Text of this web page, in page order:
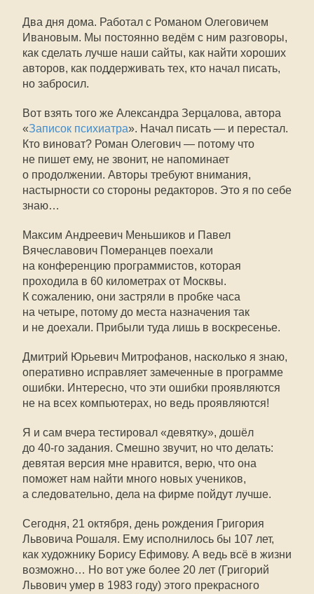
Два дня дома. Работал с Романом Олеговичем
Ивановым. Мы постоянно ведём с ним разговоры,
как сделать лучше наши сайты, как найти хороших
авторов, как поддерживать тех, кто начал писать,
но забросил.
Вот взять того же Александра Зерцалова, автора
«Записок психиатра». Начал писать — и перестал.
Кто виноват? Роман Олегович — потому что
не пишет ему, не звонит, не напоминает
о продолжении. Авторы требуют внимания,
настырности со стороны редакторов. Это я по себе
знаю…
Максим Андреевич Меньшиков и Павел
Вячеславович Померанцев поехали
на конференцию программистов, которая
проходила в 60 километрах от Москвы.
К сожалению, они застряли в пробке часа
на четыре, потому до места назначения так
и не доехали. Прибыли туда лишь в воскресенье.
Дмитрий Юрьевич Митрофанов, насколько я знаю,
оперативно исправляет замеченные в программе
ошибки. Интересно, что эти ошибки проявляются
не на всех компьютерах, но ведь проявляются!
Я и сам вчера тестировал «девятку», дошёл
до 40-го задания. Смешно звучит, но что делать:
девятая версия мне нравится, верю, что она
поможет нам найти много новых учеников,
а следовательно, дела на фирме пойдут лучше.
Сегодня, 21 октября, день рождения Григория
Львовича Рошаля. Ему исполнилось бы 107 лет,
как художнику Борису Ефимову. А ведь всё в жизни
возможно… Но вот уже более 20 лет (Григорий
Львович умер в 1983 году) этого прекрасного